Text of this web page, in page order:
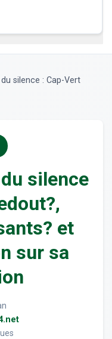
silence : Cap-Vert
silence
et
sur sa